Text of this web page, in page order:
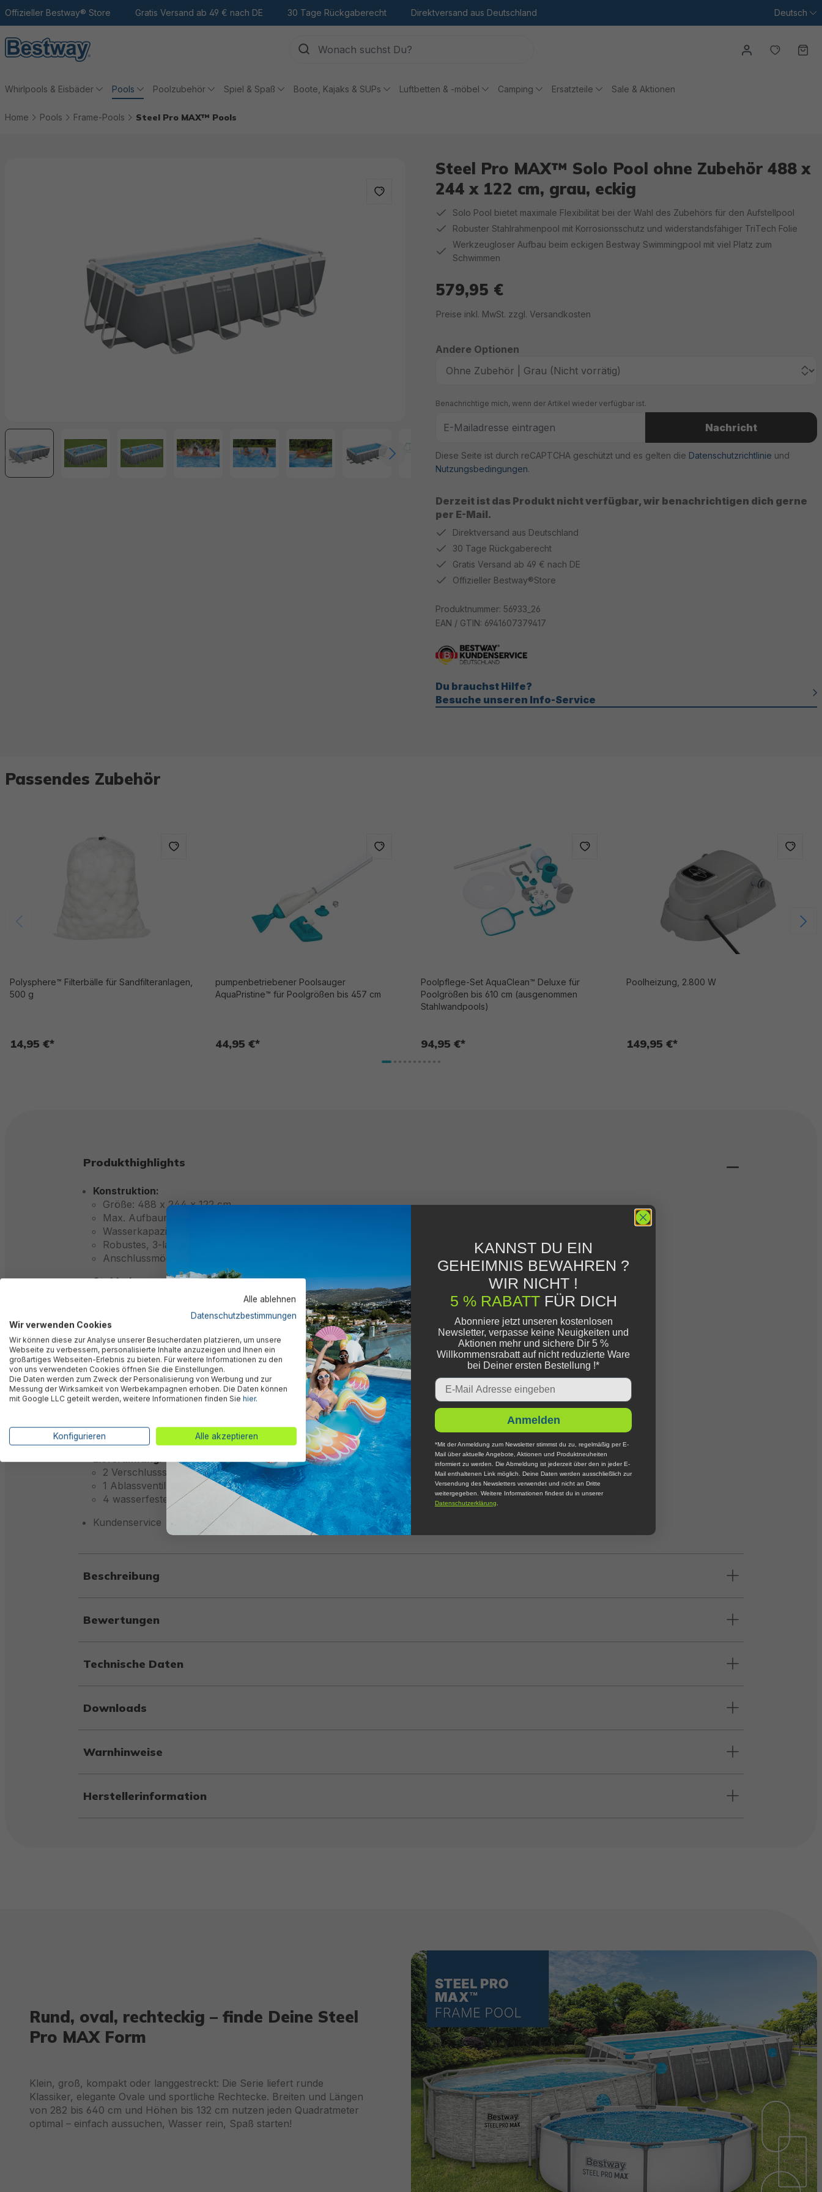
Hauptinhalt
Zur Suche
Zur Hauptnavigation
Offizieller Bestway® Store Gratis Versand ab 49 € nach DE 30 Tage Rückgaberecht Direktversand aus Deutschland Deutsch
Du
Whirlpools & Eisbäder Pools Poolzubehör Spiel & Spaß Boote, Kajaks & SUPs Luftbetten & -möbel Camping Ersatzteile Sale & Aktionen
Home Pools Frame-Pools Steel Pro MAX™ Pools
Steel Pro MAX™ Solo Pool ohne Zubehör 488 x
244 x 122 cm, grau, eckig
Solo Pool bietet maximale Flexibilität bei der Wahl des Zubehörs für den Aufstellpool
Robuster Stahlrahmenpool mit Korrosionsschutz und widerstandsfähiger TriTech Folie
Werkzeugloser Aufbau beim eckigen Bestway Swimmingpool mit viel Platz zum
Schwimmen
579,95 €
Preise inkl. MwSt. zzgl. Versandkosten
Derzeit ist das Produkt nicht verfügbar, wir benachrichtigen dich gerne
per E-Mail.
Andere Optionen
Benachrichtige mich, wenn der Artikel wieder verfügbar ist.
Nachricht
Diese Seite ist durch reCAPTCHA geschützt und es gelten die Datenschutzrichtlinie und
Nutzungsbedingungen.
Direktversand aus Deutschland
30 Tage Rückgaberecht
Gratis Versand ab 49 € nach DE
Offizieller Bestway®Store
Produktnummer: 56933_26
EAN / GTIN: 6941607379417
Du brauchst Hilfe?
Besuche unseren Info-Service
Passendes Zubehör
Polysphere™ Filterbälle für Sandfilteranlagen,
500 g
14,95 €*
pumpenbetriebener Poolsauger
AquaPristine™ für Poolgrößen bis 457 cm
44,95 €*
Poolpflege-Set AquaClean™ Deluxe für
Poolgrößen bis 610 cm (ausgenommen
Stahlwandpools)
94,95 €*
Poolheizung, 2.800 W
149,95 €*
Produkthighlights
Konstruktion:
Größe: 488 x 244 x 122 cm
Max. Aufbaumaß: 527 x 284 cm
Wasserkapazität (90%): 11.532 Liter
Robustes, 3-lagiges TriTech® -Material
Anschlussmöglichkeit eines Filtersystems (Ø 32 mm)
Stahlrahmen:
Verbindung mit ClickConnect System™
Korrosionsschutz
Antihaftbeschichtung (Frosted Frame)
Design:
Farbe: Grau
Innenverkleidung in dunkler Fliesenmosaik-Optik
Integriertes Ablassventil mit Gartenschlauchadapter
2 Verschlussstopfen
1 Ablassventilkappe
4 wasserfeste Reparaturflicken
Kundenservice
Beschreibung
Bewertungen
Technische Daten
Downloads
Warnhinweise
Herstellerinformation
Rund, oval, rechteckig – finde Deine Steel
Pro MAX Form
Klein, groß, kompakt oder langgestreckt: Die Serie liefert runde
Klassiker, elegante Ovale und sportliche Rechtecke. Breiten und Längen
von 282 bis 640 cm und Höhen bis 132 cm nutzen jeden Quadratmeter
optimal – einfach aussuchen, Wasser rein, Spaß starten!
Alle ablehnen
Datenschutzbestimmungen
Wir verwenden Cookies
Wir können diese zur Analyse unserer Besucherdaten platzieren, um unsere
Webseite zu verbessern, personalisierte Inhalte anzuzeigen und Ihnen ein
großartiges Webseiten-Erlebnis zu bieten. Für weitere Informationen zu den
von uns verwendeten Cookies öffnen Sie die Einstellungen.
Die Daten werden zum Zweck der Personalisierung von Werbung und zur
Messung der Wirksamkeit von Werbekampagnen erhoben. Die Daten können
mit Google LLC geteilt werden, weitere Informationen finden Sie hier.
Konfigurieren Alle akzeptieren
KANNST DU EIN
GEHEIMNIS BEWAHREN ?
WIR NICHT !
5 % RABATTFÜR DICH
Abonniere jetzt unseren kostenlosen
Newsletter, verpasse keine Neuigkeiten und
Aktionen mehr und sichere Dir 5 %
Willkommensrabatt auf nicht reduzierte Ware
bei Deiner ersten Bestellung !*
Email
Anmelden
*Mit der Anmeldung zum Newsletter stimmst du zu, regelmäßig per E-
Mail über aktuelle Angebote, Aktionen und Produktneuheiten
informiert zu werden. Die Abmeldung ist jederzeit über den in jeder E-
Mail enthaltenen Link möglich. Deine Daten werden ausschließlich zur
Versendung des Newsletters verwendet und nicht an Dritte
weitergegeben. Weitere Informationen findest du in unserer
Datenschutzerklärung